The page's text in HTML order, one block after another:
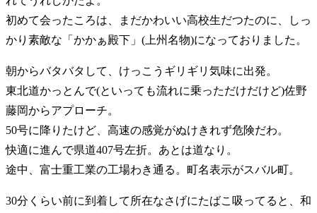
初めて会ったころは、まだかわいい高校生だつたのに、しっ
かり素敵な「かかぁ殿下」(上州名物)になっておりました。
朝からバタバタして、けっこうギリギリ気味に出発。
東北道かっとんで(といっても流れに乗っただけだけど)佐野
藤岡からアプローチ。
50号に降りたけど、高速の感覚がぬけきれず危険だわ。
快適に進んで県道407号左折。あとは道なり。
途中、富士重工業の工場わき通る。町名表示がスバル町。
30分くらい前に到着して所在なさげにたばこ吸ってると、和